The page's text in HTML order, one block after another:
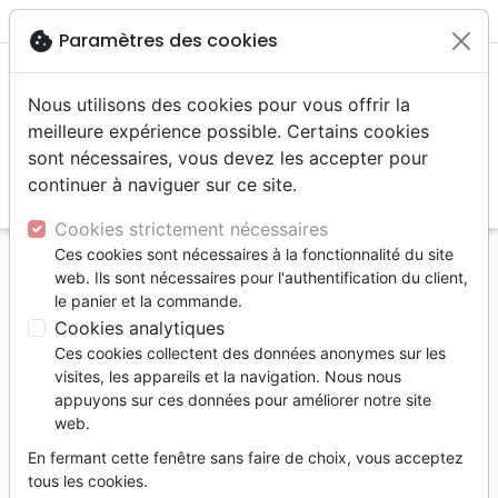
menu
Accueil Livres
Eglise
Redécouvrir la vision des écritures pour les femmes
- De nouvelles perspectives sur des textes contr
Redécouvrir la vision des écritures
pour les femmes
De mouvelles perspectives sur des textes
contoversés
cookie Paramètres des cookies
Nous utilisons des cookies pour vous offrir la
meilleure expérience possible. Certains cookies
sont nécessaires, vous devez les accepter pour
continuer à naviguer sur ce site.
Cookies strictement nécessaires
Ces cookies sont nécessaires à la fonctionnalité du site
web. Ils sont nécessaires pour l'authentification du client,
le panier et la commande.
Cookies analytiques
Ces cookies collectent des données anonymes sur les
visites, les appareils et la navigation. Nous nous
appuyons sur ces données pour améliorer notre site
web.
En fermant cette fenêtre sans faire de choix, vous acceptez
tous les cookies.